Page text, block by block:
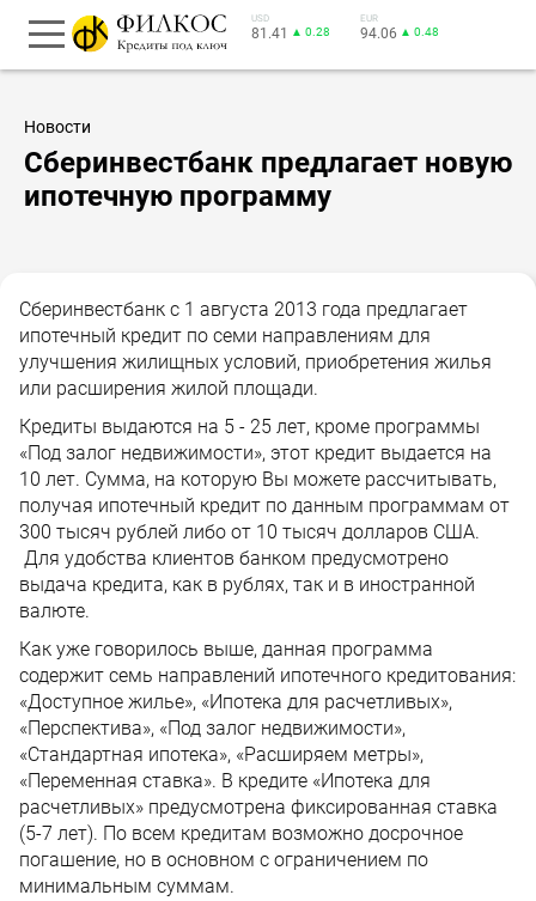
USD
81.41 ▲ 0.28
EUR
94.06 ▲ 0.48
Новости
Сберинвестбанк предлагает новую
ипотечную программу
Сберинвестбанк с 1 августа 2013 года предлагает
ипотечный кредит по семи направлениям для
улучшения жилищных условий, приобретения жилья
или расширения жилой площади.
Кредиты выдаются на 5 - 25 лет, кроме программы
«Под залог недвижимости», этот кредит выдается на
10 лет. Сумма, на которую Вы можете рассчитывать,
получая ипотечный кредит по данным программам от
300 тысяч рублей либо от 10 тысяч долларов США.
Для удобства клиентов банком предусмотрено
выдача кредита, как в рублях, так и в иностранной
валюте.
Как уже говорилось выше, данная программа
содержит семь направлений ипотечного кредитования:
«Доступное жилье», «Ипотека для расчетливых»,
«Перспектива», «Под залог недвижимости»,
«Стандартная ипотека», «Расширяем метры»,
«Переменная ставка». В кредите «Ипотека для
расчетливых» предусмотрена фиксированная ставка
(5-7 лет). По всем кредитам возможно досрочное
погашение, но в основном с ограничением по
минимальным суммам.